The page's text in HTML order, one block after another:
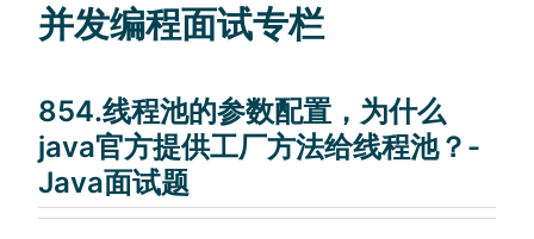
并发编程面试专栏
854.线程池的参数配置，为什么
java官⽅提供⼯⼚⽅法给线程池？-
Java面试题